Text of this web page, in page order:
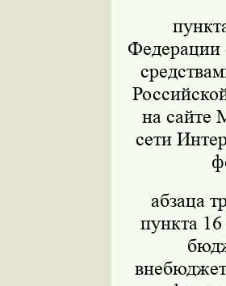
Федерации
на сайте
сети
абзаца
пункта